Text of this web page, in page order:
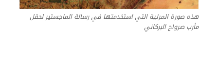
هذه صورة المرئية التي استخدمتها في رسالة الماجستير لحقل
مأرب صرواح البركاني